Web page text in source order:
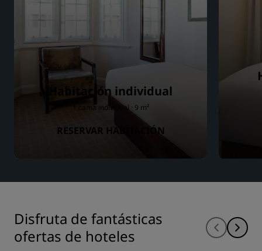
Habitación individual
1 cama individual · 9 m²
RESERVAR HABITACIÓN
Disfruta de fantásticas
ofertas de hoteles